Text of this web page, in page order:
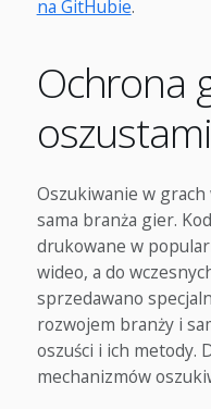
na GitHubie.
Ochrona
oszustami
Oszukiwanie w
sama branża gier.
drukowane w
wideo, a do
sprzedawano
rozwojem branży i
oszuści i ich metody.
mechanizmów